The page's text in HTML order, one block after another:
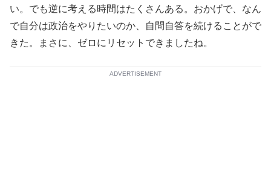
い。でも逆に考える時間はたくさんある。おかげで、なん
で自分は政治をやりたいのか、自問自答を続けることがで
きた。まさに、ゼロにリセットできましたね。
ADVERTISEMENT